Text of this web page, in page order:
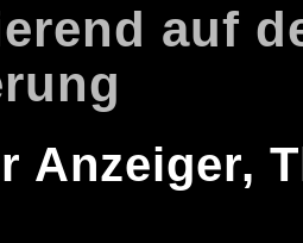
auf
Anzeiger,